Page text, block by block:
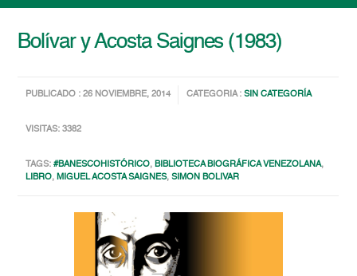
Bolívar y Acosta Saignes (1983)
PUBLICADO : 26 NOVIEMBRE, 2014 CATEGORIA :SIN CATEGORÍA
VISITAS: 3382
TAGS:#BANESCOHISTÓRICO,BIBLIOTECA BIOGRÁFICA VENEZOLANA,
LIBRO,MIGUEL ACOSTA SAIGNES,SIMON BOLIVAR